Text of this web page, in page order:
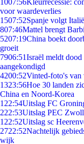
1007:56Kleurrecessie:
voor waardeverlies
1507:52Spanje volgt
807:46Mattel brengt
5207:19China boekt
groeit
7906:51Israël meldt
aangekondigd
4200:52Vinted-foto's van
1323:56Hoe 30 landen
China en Noord-Korea
1 22:54Uitslag FC
222:53Uitslag PEC
1 22:52Uitslag sc
2722:52Nachtelijk
wijk